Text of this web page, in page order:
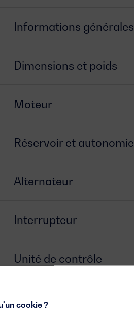
cookie ?
Informations générales
Dimensions et poids
Moteur
Réservoir et autonomie
Alternateur
Interrupteur
Unité de contrôle